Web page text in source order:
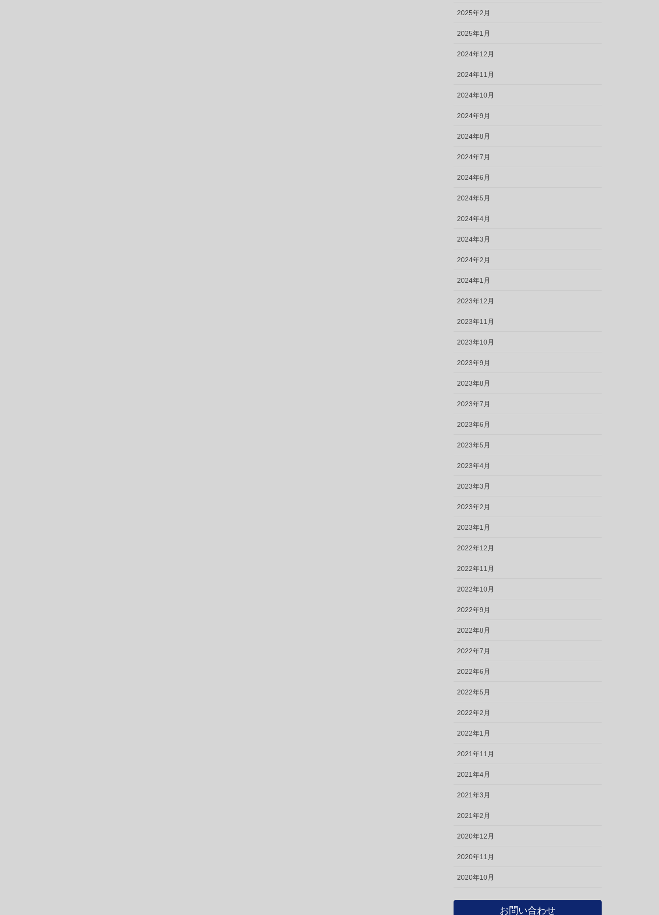
2025年2月
2025年1月
2024年12月
2024年11月
2024年10月
2024年9月
2024年8月
2024年7月
2024年6月
2024年5月
2024年4月
2024年3月
2024年2月
2024年1月
2023年12月
2023年11月
2023年10月
2023年9月
2023年8月
2023年7月
2023年6月
2023年5月
2023年4月
2023年3月
2023年2月
2023年1月
2022年12月
2022年11月
2022年10月
2022年9月
2022年8月
2022年7月
2022年6月
2022年5月
2022年2月
2022年1月
2021年11月
2021年4月
2021年3月
2021年2月
2020年12月
2020年11月
2020年10月
お問い合わせ